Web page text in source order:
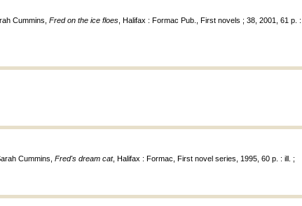
Cummins, Fred on the ice floes , Halifax : Formac Pub., First novels ; 38, 2001, 61 p. :
Cummins, Fred's dream cat, Halifax : Formac, First novel series, 1995, 60 p. : ill. ;